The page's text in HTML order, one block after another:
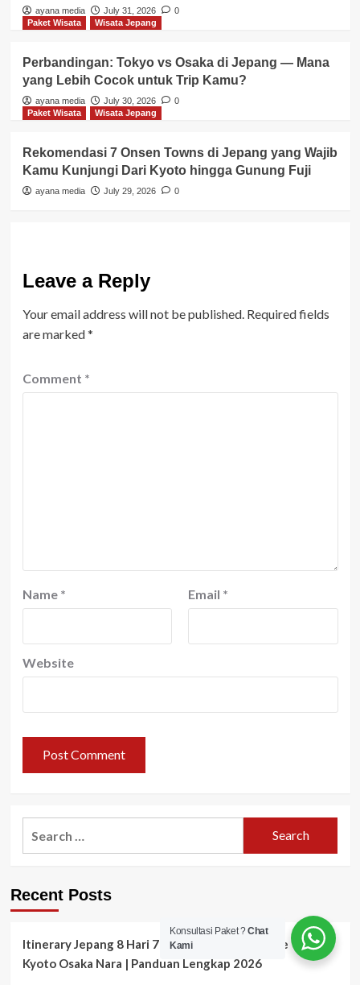
ayana media July 31, 2026
0
Paket Wisata
Wisata Jepang
Perbandingan: Tokyo vs Osaka di Jepang — Mana
yang Lebih Cocok untuk Trip Kamu?
ayana media July 30, 2026
0
Paket Wisata
Wisata Jepang
Rekomendasi 7 Onsen Towns di Jepang yang Wajib
Kamu Kunjungi Dari Kyoto hingga Gunung Fuji
ayana media July 29, 2026 0
Leave a Reply
Your email address will not be published. Required fields
are marked*
Comment *
Name * Email *
Website
Recent Posts
Itinerary Jepang 8 Hari 7 Malam – Golden Route Tokyo
Kyoto Osaka Nara | Panduan Lengkap 2026
Konsultasi Paket ?Chat
Kami